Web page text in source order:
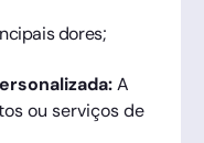
dores;
A
ou serviços de